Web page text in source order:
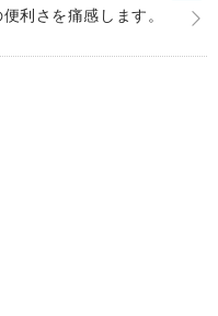
利さを痛感します。